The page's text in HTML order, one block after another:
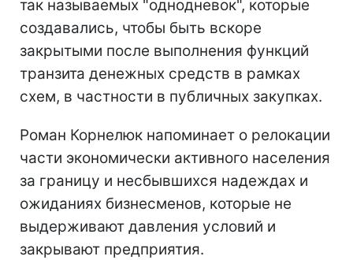
так называемых "однодневок", которые
создавались, чтобы быть вскоре
закрытыми после выполнения функций
транзита денежных средств в рамках
схем, в частности в публичных закупках.
Роман Корнелюк напоминает о релокации
части экономически активного населения
за границу и несбывшихся надеждах и
ожиданиях бизнесменов, которые не
выдерживают давления условий и
закрывают предприятия.